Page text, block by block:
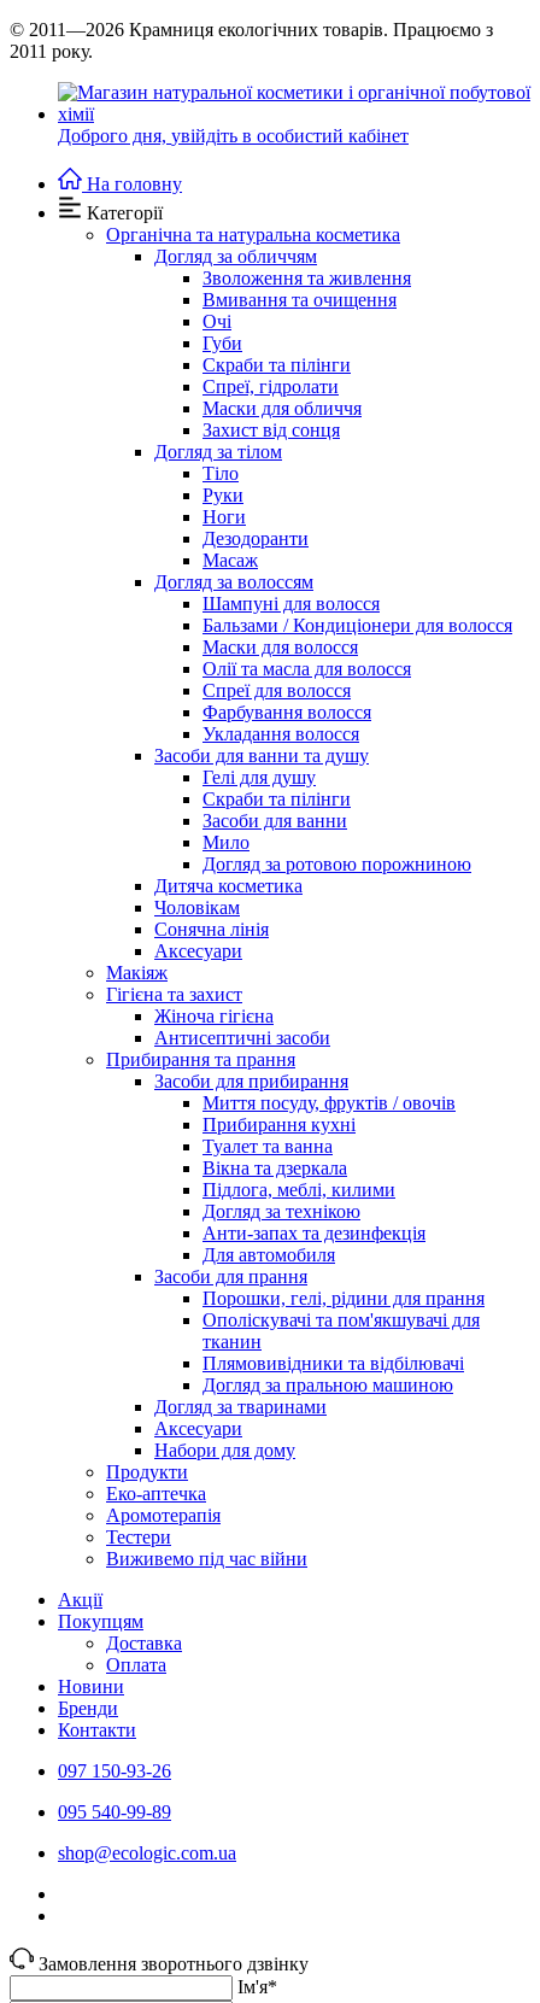
© 2011—2026 Крамниця екологічних товарів. Працюємо з
2011 року.
Доброго дня, увійдіть в особистий кабінет
На головну
Категорії
Органічна та натуральна косметика
Догляд за обличчям
Зволоження та живлення
Вмивання та очищення
Очі
Губи
Скраби та пілінги
Спреї, гідролати
Маски для обличчя
Захист від сонця
Догляд за тілом
Тіло
Руки
Ноги
Дезодоранти
Масаж
Догляд за волоссям
Шампуні для волосся
Бальзами / Кондиціонери для волосся
Маски для волосся
Олії та масла для волосся
Спреї для волосся
Фарбування волосся
Укладання волосся
Засоби для ванни та душу
Гелі для душу
Скраби та пілінги
Засоби для ванни
Мило
Догляд за ротовою порожниною
Дитяча косметика
Чоловікам
Сонячна лінія
Аксесуари
Макіяж
Гігієна та захист
Жіноча гігієна
Антисептичні засоби
Прибирання та прання
Засоби для прибирання
Миття посуду, фруктів / овочів
Прибирання кухні
Туалет та ванна
Вікна та дзеркала
Підлога, меблі, килими
Догляд за технікою
Анти-запах та дезинфекція
Для автомобиля
Засоби для прання
Порошки, гелі, рідини для прання
Ополіскувачі та пом'якшувачі для
тканин
Плямовивідники та відбілювачі
Догляд за пральною машиною
Догляд за тваринами
Аксесуари
Набори для дому
Продукти
Еко-аптечка
Аромотерапія
Тестери
Виживемо під час війни
Акції
Покупцям
Доставка
Оплата
Новини
Бренди
Контакти
097 150-93-26
095 540-99-89
shoр@ecologic.com.ua
Замовлення зворотнього дзвінку
Ім'я*